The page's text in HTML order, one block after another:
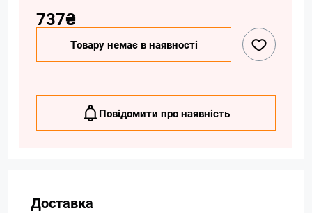
737₴
Товару немає в наявності
Повідомити про наявність
Доставка